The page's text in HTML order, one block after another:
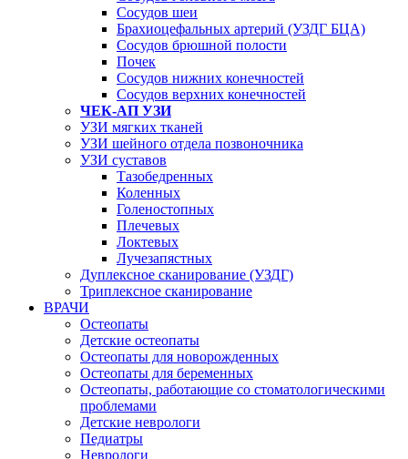
Сосудов шеи
Брахиоцефальных артерий (УЗДГ БЦА)
Сосудов брюшной полости
Почек
Сосудов нижних конечностей
Сосудов верхних конечностей
ЧЕК-АП УЗИ
УЗИ мягких тканей
УЗИ шейного отдела позвоночника
УЗИ суставов
Тазобедренных
Коленных
Голеностопных
Плечевых
Локтевых
Лучезапястных
Дуплексное сканирование (УЗДГ)
Триплексное сканирование
ВРАЧИ
Остеопаты
Детские остеопаты
Остеопаты для новорожденных
Остеопаты для беременных
Остеопаты, работающие со стоматологическими
проблемами
Детские неврологи
Педиатры
Неврологи